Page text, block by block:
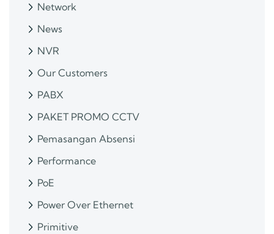
Network
News
NVR
Our Customers
PABX
PAKET PROMO CCTV
Pemasangan Absensi
Performance
PoE
Power Over Ethernet
Primitive